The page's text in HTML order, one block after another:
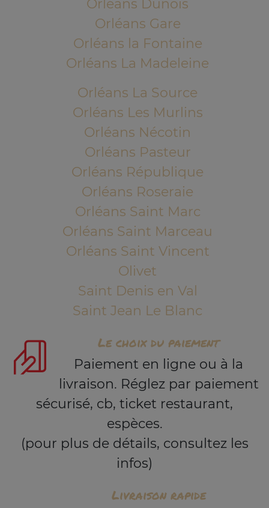
Orléans Dunois
Orléans Gare
Orléans la Fontaine
Orléans La Madeleine
Orléans La Source
Orléans Les Murlins
Orléans Nécotin
Orléans Pasteur
Orléans République
Orléans Roseraie
Orléans Saint Marc
Orléans Saint Marceau
Orléans Saint Vincent
Olivet
Saint Denis en Val
Saint Jean Le Blanc
Le choix du paiement
Paiement en ligne ou à la
livraison. Réglez par paiement
sécurisé, cb, ticket restaurant,
espèces.
(pour plus de détails, consultez les
infos)
Livraison rapide